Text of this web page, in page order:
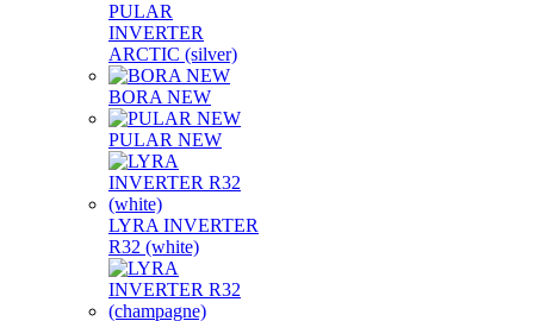
PULAR
INVERTER
ARCTIC (silver)
BORA NEW
PULAR NEW
LYRA INVERTER
R32 (white)